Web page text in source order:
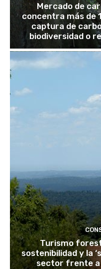
Mercado de
concentra más de
captura de
biodiversidad o
Turismo
sostenibilidad y la
sector frente a